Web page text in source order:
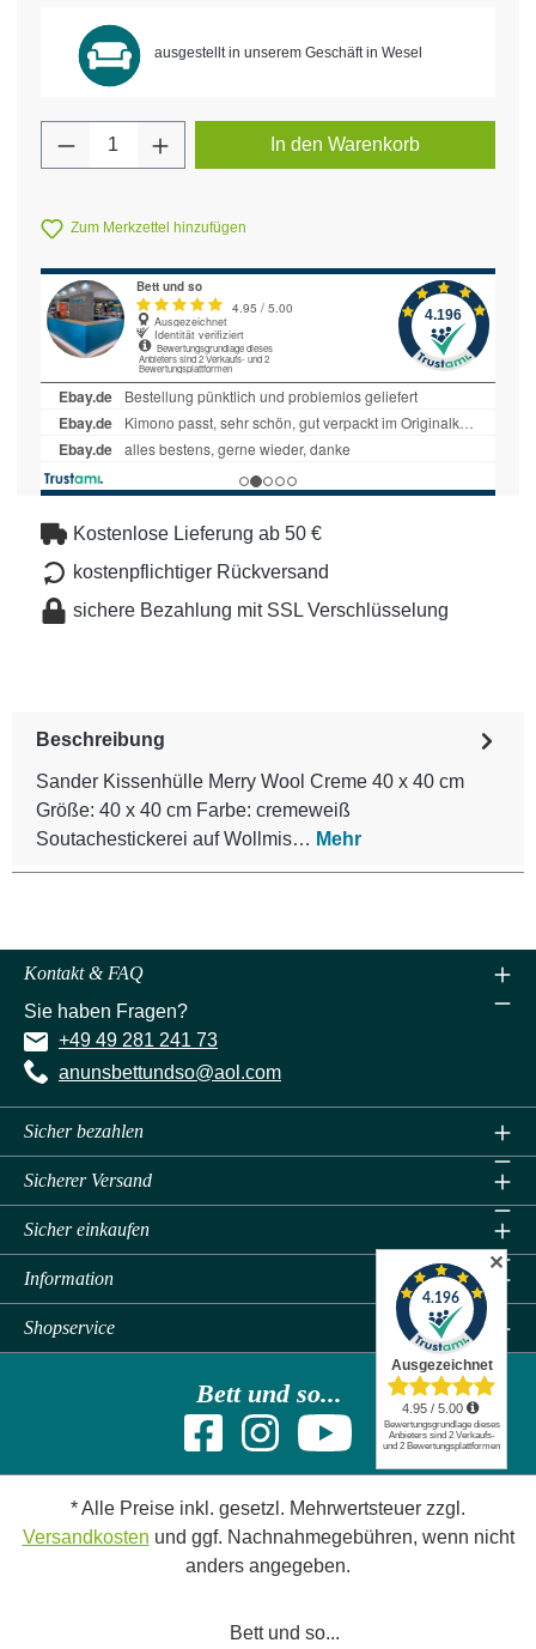
ausgestellt in unserem Geschäft in Wesel
Produkt Anzahl: Gib den gewünschten
In den Warenkorb
Zum Merkzettel hinzufügen
Kostenlose Lieferung ab 50 €
kostenpflichtiger Rückversand
sichere Bezahlung mit SSL Verschlüsselung
Beschreibung
Sander Kissenhülle Merry Wool Creme 40 x 40 cm
Größe: 40 x 40 cm Farbe: cremeweiß
Soutachestickerei auf Wollmis… Mehr
Kontakt & FAQ
Sie haben Fragen?
+49 49 281 241 73
anunsbettundso@aol.com
Sicher bezahlen
Sicherer Versand
Sicher einkaufen
Bett und so...
Information
Shopservice
* Alle Preise inkl. gesetzl. Mehrwertsteuer zzgl.
Versandkosten und ggf. Nachnahmegebühren, wenn nicht
anders angegeben.
Bett und so...
✕